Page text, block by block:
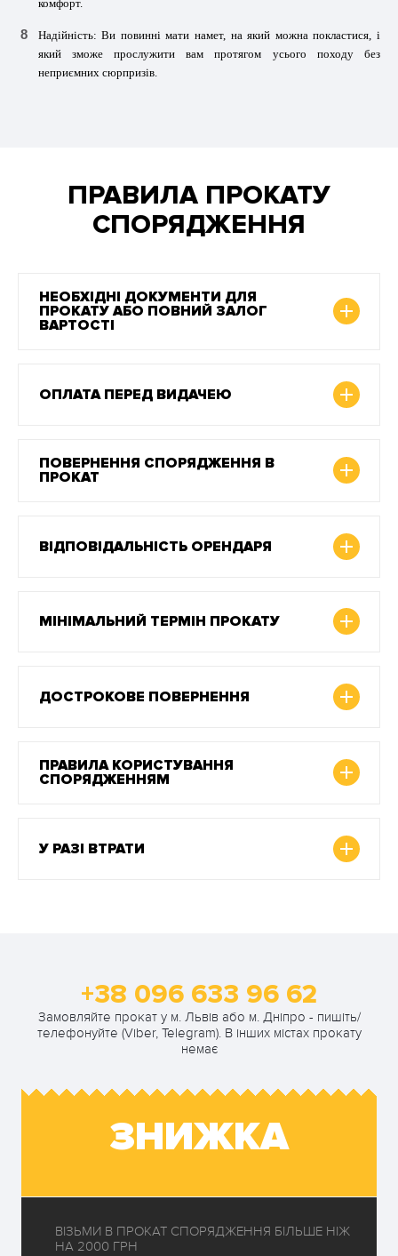
комфорт.
Надійність: Ви повинні мати намет, на який можна покластися, і
який зможе прослужити вам протягом усього походу без
неприємних сюрпризів.
ПРАВИЛА ПРОКАТУ
СПОРЯДЖЕННЯ
НЕОБХІДНІ ДОКУМЕНТИ ДЛЯ
ПРОКАТУ АБО ПОВНИЙ ЗАЛОГ
ВАРТОСТІ
ОПЛАТА ПЕРЕД ВИДАЧЕЮ
ПОВЕРНЕННЯ СПОРЯДЖЕННЯ В
ПРОКАТ
ВІДПОВІДАЛЬНІСТЬ ОРЕНДАРЯ
МІНІМАЛЬНИЙ ТЕРМІН ПРОКАТУ
ДОСТРОКОВЕ ПОВЕРНЕННЯ
ПРАВИЛА КОРИСТУВАННЯ
СПОРЯДЖЕННЯМ
У РАЗІ ВТРАТИ
+38 096 633 96 62
Замовляйте прокат у м. Львів або м. Дніпро - пишіть/
телефонуйте (Viber, Telegram). В інших містах прокату
немає
ЗНИЖКА
ВІЗЬМИ В ПРОКАТ СПОРЯДЖЕННЯ БІЛЬШЕ НІЖ
НА 2000 ГРН